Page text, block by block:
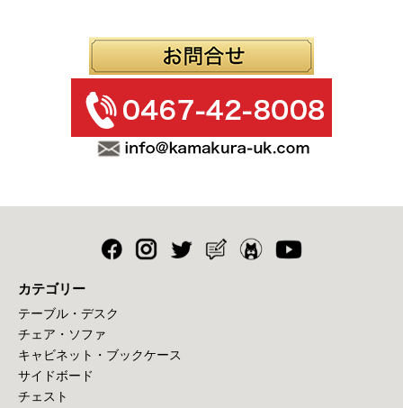
カテゴリー
テーブル・デスク
チェア・ソファ
キャビネット・ブックケース
サイドボード
チェスト